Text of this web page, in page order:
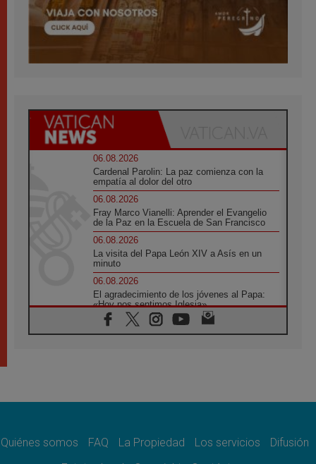
06.08.2026
Cardenal Parolin: La paz comienza con la
empatía al dolor del otro
06.08.2026
Fray Marco Vianelli: Aprender el Evangelio
de la Paz en la Escuela de San Francisco
06.08.2026
La visita del Papa León XIV a Asís en un
minuto
06.08.2026
El agradecimiento de los jóvenes al Papa:
«Hoy nos sentimos Iglesia»
06.08.2026
Líbano: Reanudan los coloquios en Roma en
paz
Quiénes somos FAQ La Propiedad Los servicios
Difusión